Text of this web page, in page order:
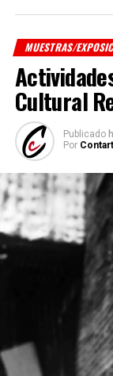
MUESTRAS/
Cultural
Publicado
Por